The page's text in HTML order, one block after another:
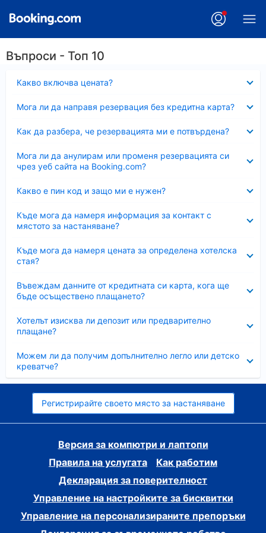
Въпроси - Топ 10
Какво включва цената?
Мога ли да направя резервация без кредитна карта?
Как да разбера, че резервацията ми е потвърдена?
Мога ли да анулирам или променя резервацията си
чрез уеб сайта на Booking.com?
Какво е пин код и защо ми е нужен?
Къде мога да намеря информация за контакт с
мястото за настаняване?
Къде мога да намеря цената за определена хотелска
стая?
Въвеждам данните от кредитната си карта, кога ще
бъде осъществено плащането?
Хотелът изисква ли депозит или предварително
плащане?
Можем ли да получим допълнително легло или детско
креватче?
Регистрирайте своето място за настаняване
Версия за компютри и лаптопи
Правила на услугата
Как работим
Декларация за поверителност
Управление на настройките за бисквитки
Управление на персонализираните препоръки